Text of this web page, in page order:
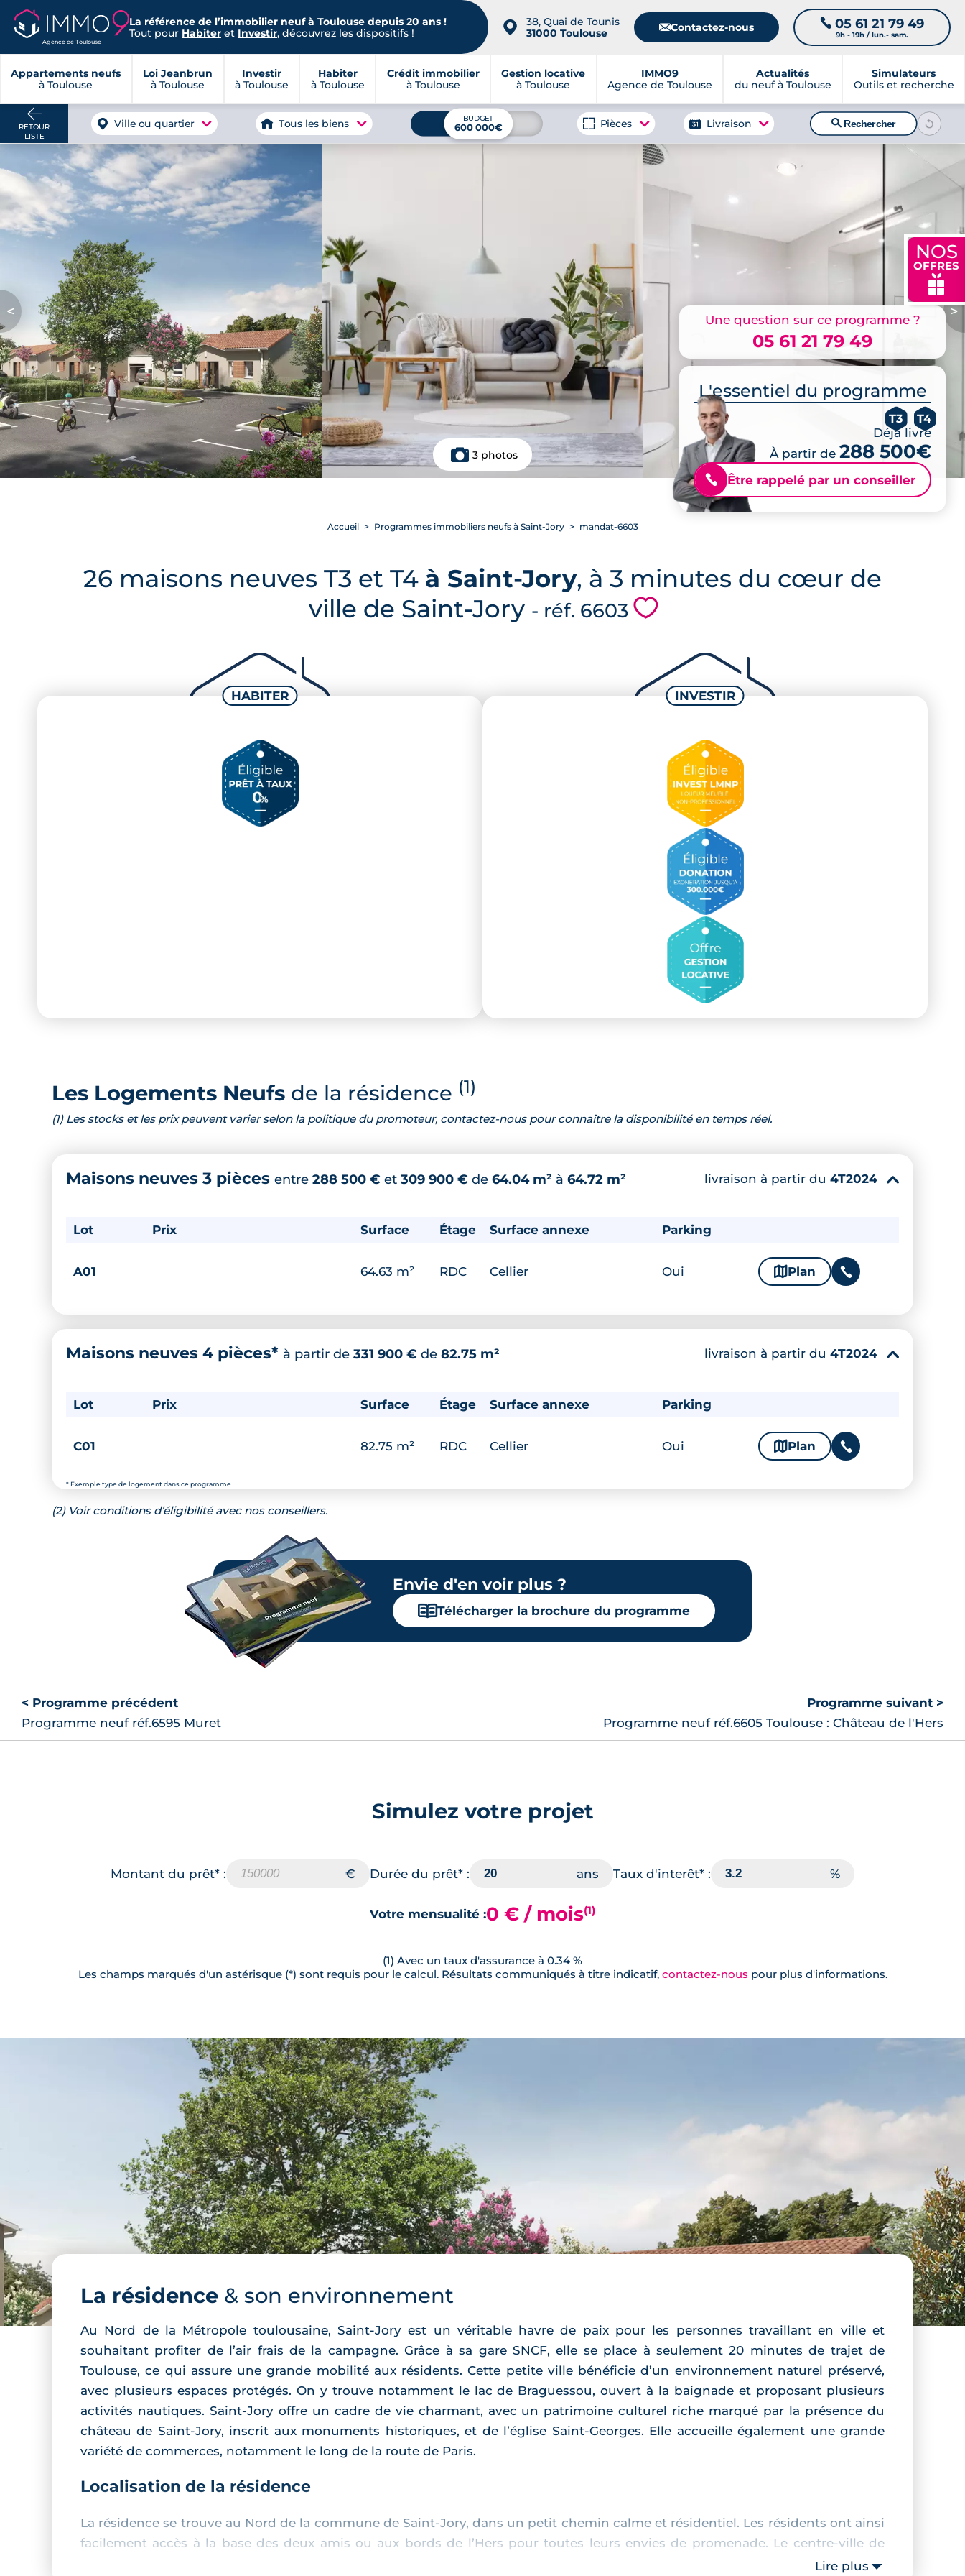
Agence de Toulouse
La référence de l’immobilier neuf à Toulouse depuis 20 ans !
Tout pour Habiter et Investir, découvrez les dispositifs ! 📍
38, Quai de Tounis
31000 Toulouse
📧Contactez-nous 📞 05 61 21 79 49
9h - 19h / lun.- sam.
Appartements neufs
à Toulouse
Loi Jeanbrun
à Toulouse
Investir
à Toulouse
Habiter
à Toulouse
Crédit immobilier
à Toulouse
Gestion locative
à Toulouse
IMMO9
Agence de Toulouse
Actualités
du neuf à Toulouse
Simulateurs
Outils et recherche
NOS
OFFRES
🎁
RETOUR
LISTE
Ville ou quartier Tous les biens BUDGET
600 000€ Pièces Livraison 🔍Rechercher
< >
3 photos
Une question sur ce programme ?
05 61 21 79 49
L'essentiel du programme
T3 T4
Déjà livré
À partir de 288 500€
📞 Être rappelé par un conseiller
Accueil Programmes immobiliers neufs à Saint-Jory mandat-6603
26 maisons neuves T3 et T4 à Saint-Jory, à 3 minutes du cœur de
ville de Saint-Jory - réf. 6603 💗
Les Logements Neufs de la résidence (1)
(1) Les stocks et les prix peuvent varier selon la politique du promoteur, contactez-nous pour connaître la disponibilité en temps réel.
Maisons neuves 3 pièces entre 288 500 € et 309 900 € de 64.04 m² à 64.72 m² livraison à partir du 4T2024 ▾
Lot Prix Surface Étage Surface annexe Parking
A01 64.63 m² RDC Cellier Oui 🗞 Plan 📞
Maisons neuves 4 pièces* à partir de 331 900 € de 82.75 m²
* Exemple type de logement dans ce programme
livraison à partir du 4T2024 ▾
Lot Prix Surface Étage Surface annexe Parking
C01 82.75 m² RDC Cellier Oui 🗞 Plan 📞
(2) Voir conditions d’éligibilité avec nos conseillers.
Envie d'en voir plus ?
📖Télécharger la brochure du programme
< Programme précédent
Programme neuf réf.6595 Muret
Programme suivant >
Programme neuf réf.6605 Toulouse : Château de l'Hers
Simulez votre projet
Montant du prêt* : Durée du prêt* : Taux d'interêt* :
Votre mensualité :0 € / mois(1)
(1) Avec un taux d'assurance à 0.34 %
Les champs marqués d'un astérisque (*) sont requis pour le calcul. Résultats communiqués à titre indicatif, contactez-nous pour plus d'informations.
La résidence & son environnement
Au Nord de la Métropole toulousaine, Saint-Jory est un véritable havre de paix pour les personnes travaillant en ville et
souhaitant profiter de l’air frais de la campagne. Grâce à sa gare SNCF, elle se place à seulement 20 minutes de trajet de
Toulouse, ce qui assure une grande mobilité aux résidents. Cette petite ville bénéficie d’un environnement naturel préservé,
avec plusieurs espaces protégés. On y trouve notamment le lac de Braguessou, ouvert à la baignade et proposant plusieurs
activités nautiques. Saint-Jory offre un cadre de vie charmant, avec un patrimoine culturel riche marqué par la présence du
château de Saint-Jory, inscrit aux monuments historiques, et de l’église Saint-Georges. Elle accueille également une grande
variété de commerces, notamment le long de la route de Paris.
Localisation de la résidence
La résidence se trouve au Nord de la commune de Saint-Jory, dans un petit chemin calme et résidentiel. Les résidents ont ainsi
facilement accès à la base des deux amis ou aux bords de l’Hers pour toutes leurs envies de promenade. Le centre-ville de
Saint-Jory se trouve, lui, à 3 minutes de voiture ou 6 minutes de vélo. Les résidents pourront y retrouver toutes les commodités
Lire plus